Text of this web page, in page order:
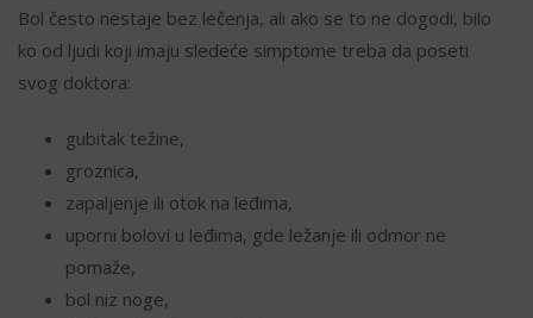
Bol često nestaje bez lečenja, ali ako se to ne dogodi, bilo
ko od ljudi koji imaju sledeće simptome treba da poseti
svog doktora:
gubitak težine,
groznica,
zapaljenje ili otok na leđima,
uporni bolovi u leđima, gde ležanje ili odmor ne
pomaže,
bol niz noge,